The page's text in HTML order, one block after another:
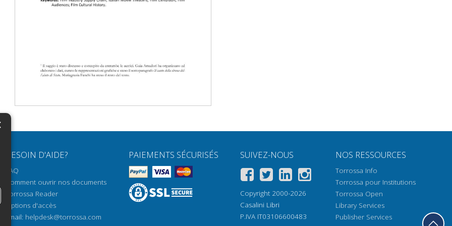
BESOIN D'AIDE?
FAQ
Comment ouvrir nos documents
Torrossa Reader
Options d'accès
Email: helpdesk@torrossa.com
PAIEMENTS SÉCURISÉS SUIVEZ-NOUS
Copyright 2000-2026
Casalini Libri
P.IVA IT03106600483
NOS RESSOURCES
Torrossa Info
Torrossa pour Institutions
Torrossa Open
Library Services
Publisher Services